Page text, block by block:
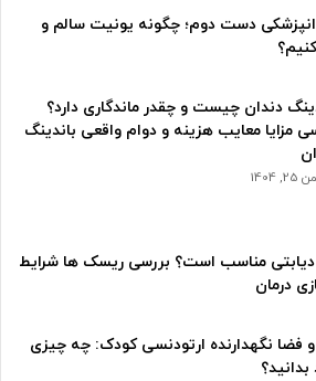
دست دوم؛ چگونه یونیت سالم و
دندان چیست و چقدر ماندگاری دارد؟
مزایا معایب هزینه و دوام واقعی باندینگ
1404
دیابتی مناسب است؟ بررسی ریسک ها شرایط
درمان
و فضا نگهدارنده ارتودنسی کودک: چه چیزی
بدانید؟